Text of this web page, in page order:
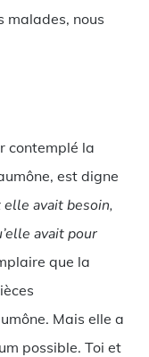
malades, nous
contemplé la
est digne
avait besoin,
avait pour
que la
Mais elle a
possible. Toi et